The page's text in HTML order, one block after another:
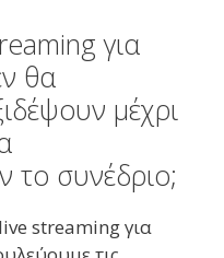
για
θα
μέχρι
συνέδριο;
streaming για